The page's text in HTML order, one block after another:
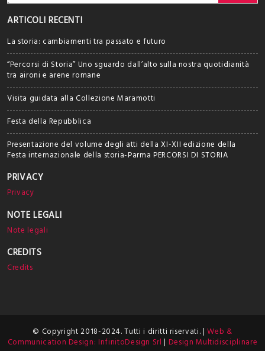
ARTICOLI RECENTI
La storia: cambiamenti tra passato e futuro
“Percorsi di Storia” Uno sguardo dall’alto sulla nostra quotidianità
tra aironi e arene romane
Visita guidata alla Collezione Maramotti
Festa della Repubblica
Presentazione del volume degli atti della XI-XII edizione della
Festa internazionale della storia-Parma PERCORSI DI STORIA
PRIVACY
Privacy
NOTE LEGALI
Note legali
CREDITS
Credits
© Copyright 2018-2024. Tutti i diritti riservati. |Web &
Communication Design: InfinitoDesign Srl | Design Multidisciplinare